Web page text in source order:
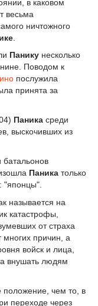
в каковом
весьма
ничтожного
Панику несколько
Поводом к
послужила
принята за
Паника среди
выскочивших из
батальонов
Паника только
"японцы".
называется на
катастрофы,
от страха
многих причин, а
войск и лица,
внушать людям
положение, чем то, в
переходе через